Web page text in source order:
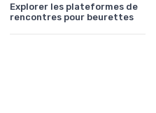
Explorer les plateformes de
rencontres pour beurettes